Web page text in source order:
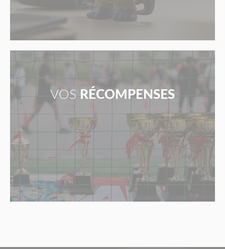
VOS RÉCOMPENSES